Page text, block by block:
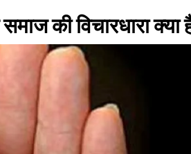
की विचारधारा क्या